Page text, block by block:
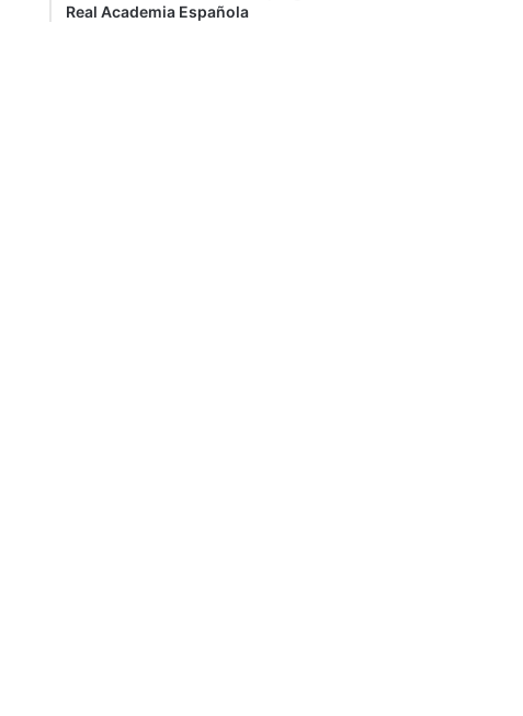
Real Academia Española